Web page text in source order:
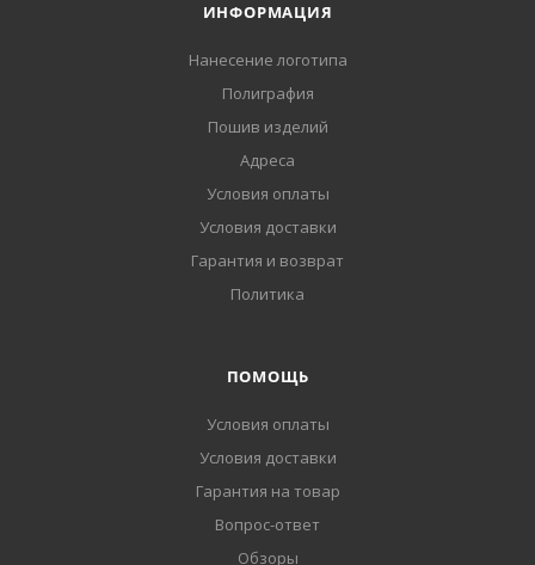
ИНФОРМАЦИЯ
Нанесение логотипа
Полиграфия
Пошив изделий
Адреса
Условия оплаты
Условия доставки
Гарантия и возврат
Политика
ПОМОЩЬ
Условия оплаты
Условия доставки
Гарантия на товар
Вопрос-ответ
Обзоры